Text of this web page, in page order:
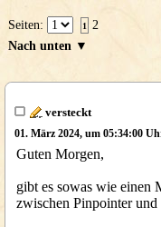
Seiten: 1
2
Nach unten ▼
versteckt
01. März 2024, um 05:34:00
Guten Morgen,
gibt es sowas wie
zwischen Pinpointer und